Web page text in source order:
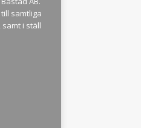
samtliga
i ställ